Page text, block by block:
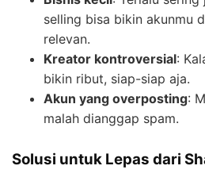
selling bisa bikin akunmu
relevan.
Kreator kontroversial:
bikin ribut, siap-siap aja.
Akun yang overposting:
malah dianggap spam.
Solusi untuk Lepas dari